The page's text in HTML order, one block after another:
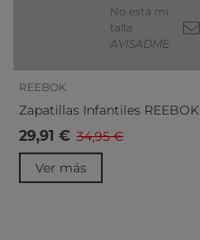
No está mi
talla
AVISADME
REEBOK
Zapatillas Infantiles REEBOK
Royal Prime 2.0 100209452
Blanco Y Rosa
29,91 € 34,95 €
Ver más